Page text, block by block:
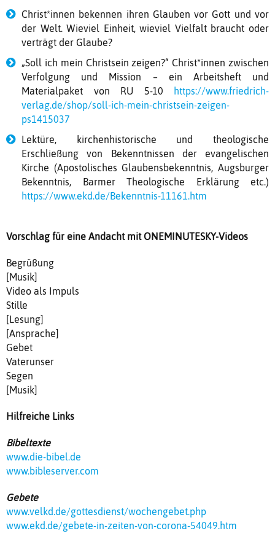
Christ*innen bekennen ihren Glauben vor Gott und vor
der Welt. Wieviel Einheit, wieviel Vielfalt braucht oder
verträgt der Glaube?
„Soll ich mein Christsein zeigen?“ Christ*innen zwischen
Verfolgung und Mission – ein Arbeitsheft und
Materialpaket von RU 5-10
https://www.friedrich-
verlag.de/shop/soll-ich-mein-christsein-zeigen-
ps1415037
Lektüre, kirchenhistorische und theologische
Erschließung von Bekenntnissen der evangelischen
Kirche (Apostolisches Glaubensbekenntnis, Augsburger
Bekenntnis, Barmer Theologische Erklärung etc.)
https://www.ekd.de/Bekenntnis-11161.htm
Vorschlag für eine Andacht mit ONEMINUTESKY-Videos
Begrüßung
[Musik]
Video als Impuls
Stille
[Lesung]
[Ansprache]
Gebet
Vaterunser
Segen
[Musik]
Hilfreiche Links
Bibeltexte
www.die-bibel.de
www.bibleserver.com
Gebete
www.velkd.de/gottesdienst/wochengebet.php
www.ekd.de/gebete-in-zeiten-von-corona-54049.htm